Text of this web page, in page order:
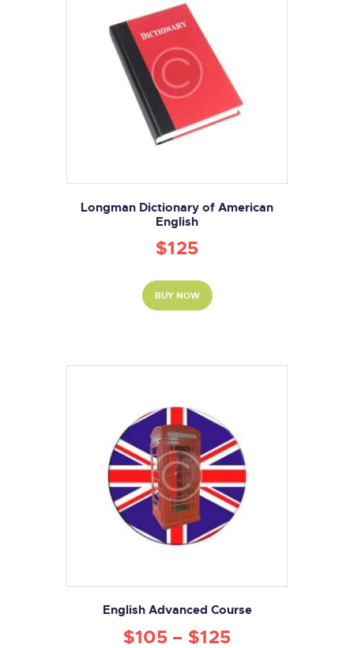
Longman Dictionary of American
English
$125
BUY NOW
English Advanced Course
$105 – $125